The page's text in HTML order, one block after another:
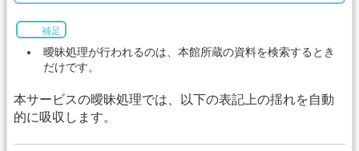
補足
曖昧処理が行われるのは、本館所蔵の資料を検索するとき
だけです。
本サービスの曖昧処理では、以下の表記上の揺れを自動
的に吸収します。